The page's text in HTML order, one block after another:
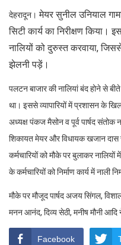
देहरादून। मेयर सुनील उनियाल
सिटी कार्य का निरीक्षण किया।
नालियों को दुरुस्त करवाया,
झेलनी पड़ें।
पलटन बाजार की नालियां बंद होने से
था। इससे व्यापारियों में प्रशासन के
अध्यक्ष पंकज मैसोन व पूर्व पार्षद संतोक
शिकायत मेयर और विधायक खजान दास
कर्मचारियों को मौके पर बुलाकर
के कर्मचारियों को निर्माण कार्य में नाली
मौके पर मौजूद पार्षद अजय सिंगल,
मनन आनंद, दिव्य सेठी, मनीष मौनी
Facebook